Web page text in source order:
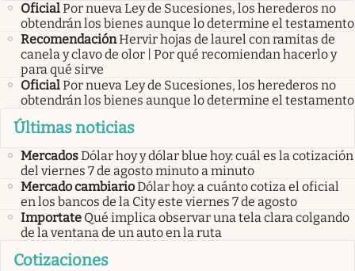
OficialPor nueva Ley de Sucesiones, los herederos no
obtendrán los bienes aunque lo determine el testamento
RecomendaciónHervir hojas de laurel con ramitas de
canela y clavo de olor | Por qué recomiendan hacerlo y
para qué sirve
OficialPor nueva Ley de Sucesiones, los herederos no
obtendrán los bienes aunque lo determine el testamento
Últimas noticias
MercadosDólar hoy y dólar blue hoy: cuál es la cotización
del viernes 7 de agosto minuto a minuto
Mercado cambiarioDólar hoy: a cuánto cotiza el oficial
en los bancos de la City este viernes 7 de agosto
Importate Qué implica observar una tela clara colgando
de la ventana de un auto en la ruta
Cotizaciones